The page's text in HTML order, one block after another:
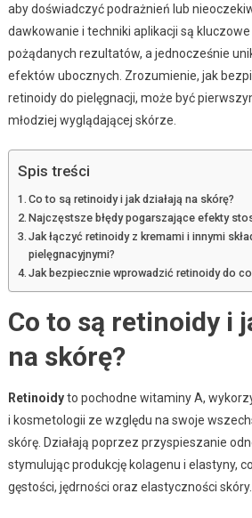
aby doświadczyć podrażnień lub
dawkowanie i techniki aplikacji są
pożądanych rezultatów, a jednocześnie
efektów ubocznych. Zrozumienie, jak
retinoidy do pielęgnacji, może być
młodziej wyglądającej skórze.
Spis treści
Co to są retinoidy i jak działają na skórę?
Najczęstsze błędy pogarszające efekty
Jak łączyć retinoidy z kremami i innymi
pielęgnacyjnymi?
Jak bezpiecznie wprowadzić retinoidy do
Co to są retinoidy i
na skórę?
Retinoidyto pochodne witaminy A,
i kosmetologii ze względu na swoje
skórę. Działają poprzez przyspieszanie
stymulując produkcję kolagenu i elastyny,
gęstości, jędrności oraz elastyczności skóry.